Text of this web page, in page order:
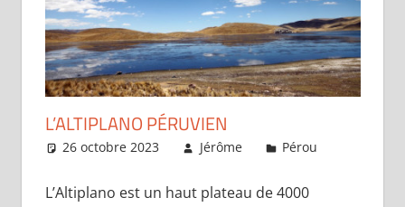
L’ALTIPLANO PÉRUVIEN
26 octobre 2023 Jérôme Pérou
L’Altiplano est un haut plateau de 4000